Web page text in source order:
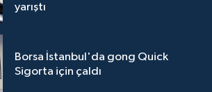
yarıştı
Borsa İstanbul'da gong Quick
Sigorta için çaldı